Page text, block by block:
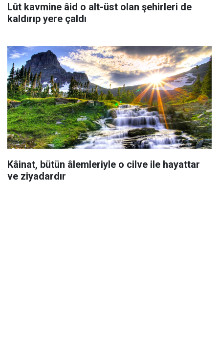
Lût kavmine âid o alt-üst olan şehirleri de
kaldırıp yere çaldı
Kâinat, bütün âlemleriyle o cilve ile hayattar
ve ziyadardır